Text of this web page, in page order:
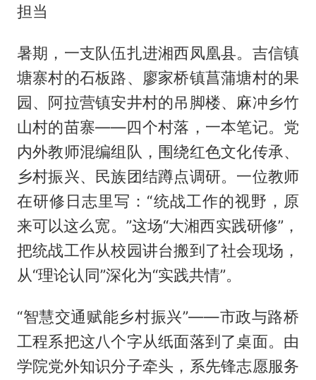
担当
暑期，一支队伍扎进湘西凤凰县。吉信镇
塘寨村的石板路、廖家桥镇菖蒲塘村的果
园、阿拉营镇安井村的吊脚楼、麻冲乡竹
山村的苗寨——四个村落，一本笔记。党
内外教师混编组队，围绕红色文化传承、
乡村振兴、民族团结蹲点调研。一位教师
在研修日志里写：“统战工作的视野，原
来可以这么宽。”这场“大湘西实践研修”，
把统战工作从校园讲台搬到了社会现场，
从“理论认同”深化为“实践共情”。
“智慧交通赋能乡村振兴”——市政与路桥
工程系把这八个字从纸面落到了桌面。由
学院党外知识分子牵头，系先锋志愿服务